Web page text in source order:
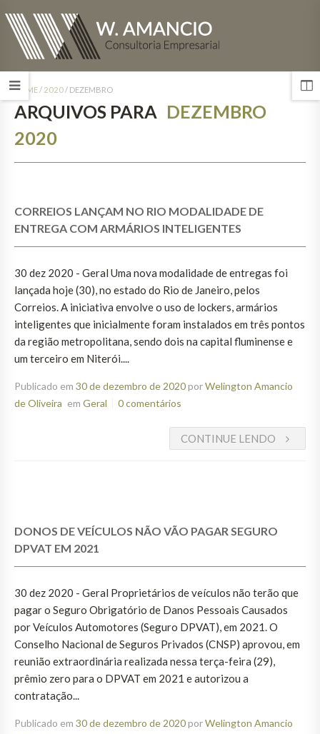
HOME/ 2020/ DEZEMBRO
ARQUIVOS PARA DEZEMBRO
2020
CORREIOS LANÇAM NO RIO MODALIDADE DE
ENTREGA COM ARMÁRIOS INTELIGENTES
30 dez 2020 - Geral Uma nova modalidade de entregas foi
lançada hoje (30), no estado do Rio de Janeiro, pelos
Correios. A iniciativa envolve o uso de lockers, armários
inteligentes que inicialmente foram instalados em três pontos
da região metropolitana, sendo dois na capital fluminense e
um terceiro em Niterói....
Publicado em 30 de dezembro de 2020porWelington Amancio
de Oliveira em Geral 0 comentários
CONTINUE LENDO
DONOS DE VEÍCULOS NÃO VÃO PAGAR SEGURO
DPVAT EM 2021
30 dez 2020 - Geral Proprietários de veículos não terão que
pagar o Seguro Obrigatório de Danos Pessoais Causados
por Veículos Automotores (Seguro DPVAT), em 2021. O
Conselho Nacional de Seguros Privados (CNSP) aprovou, em
reunião extraordinária realizada nessa terça-feira (29),
prêmio zero para o DPVAT em 2021 e autorizou a
contratação...
Publicado em 30 de dezembro de 2020porWelington Amancio